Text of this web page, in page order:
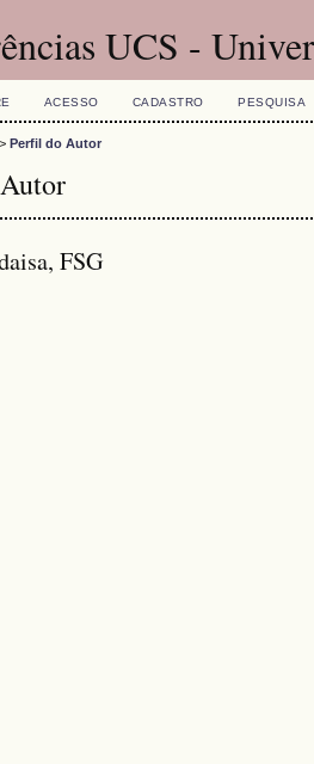
UCS -
ACESSO CADASTRO PESQUISA
> Perfil do Autor
FSG